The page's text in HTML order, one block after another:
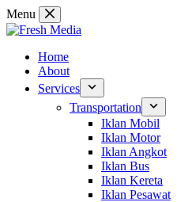
Skip
to
Menu
Home
About
Services
Transportation
Iklan Mobil
Iklan Motor
Iklan Angkot
Iklan Bus
Iklan Kereta
Iklan Pesawat